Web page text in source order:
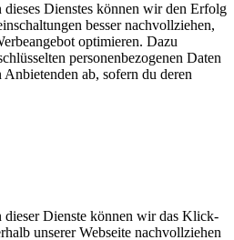
Dienstes können wir den Erfolg
besser nachvollziehen,
optimieren. Dazu
personenbezogenen Daten
ab, sofern du deren
dieser Dienste können wir das Klick-
unserer Webseite nachvollziehen